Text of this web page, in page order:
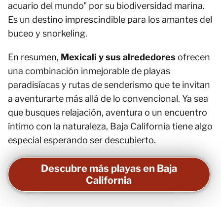
acuario del mundo" por su biodiversidad marina.
Es un destino imprescindible para los amantes del
buceo y snorkeling.
En resumen, Mexicali y sus alrededores ofrecen
una combinación inmejorable de playas
paradisíacas y rutas de senderismo que te invitan
a aventurarte más allá de lo convencional. Ya sea
que busques relajación, aventura o un encuentro
íntimo con la naturaleza, Baja California tiene algo
especial esperando ser descubierto.
Descubre más playas en Baja
California